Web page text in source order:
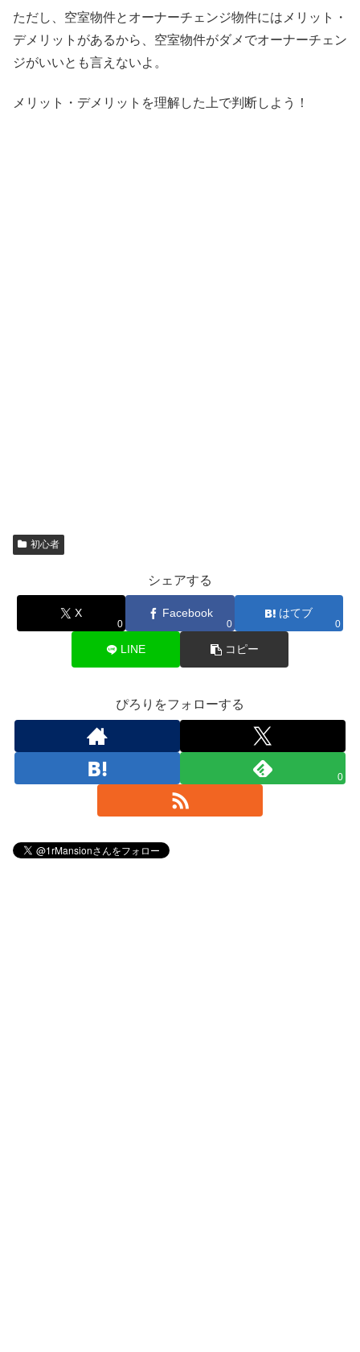
ただし、空室物件とオーナーチェンジ物件にはメリット・
デメリットがあるから、空室物件がダメでオーナーチェン
ジがいいとも言えないよ。
メリット・デメリットを理解した上で判断しよう！
初心者
シェアする
X
0
Facebook
0
はてブ
0
LINE コピー
ぴろりをフォローする
0